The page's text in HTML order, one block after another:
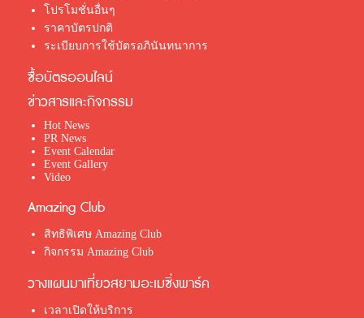
โปรโมชั่นอื่นๆ
ราคาบัตรปกติ
ระเบียบการใช้บัตรอภินันทนาการ
ซื้อบัตรออนไลน์
ข่าวสารและกิจกรรม
Hot News
PR News
Event Calendar
Event Gallery
Video
Amazing Club
สิทธิพิเศษ Amazing Club
กิจกรรม Amazing Club
วางแผนมาเที่ยวสยามอะเมซิ่งพาร์ค
เวลาเปิดให้บริการ